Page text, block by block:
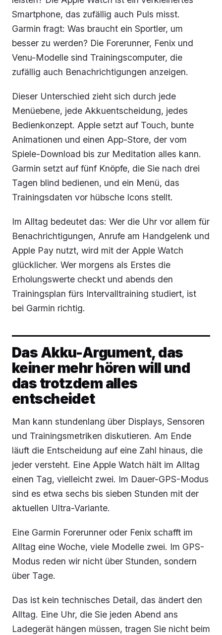
Smartphone, das zufällig auch Puls misst.
Garmin fragt: Was braucht ein Sportler, um
besser zu werden? Die Forerunner, Fenix und
Venu-Modelle sind Trainingscomputer, die
zufällig auch Benachrichtigungen anzeigen.
Dieser Unterschied zieht sich durch jede
Menüebene, jede Akkuentscheidung, jedes
Bedienkonzept. Apple setzt auf Touch, bunte
Animationen und einen App-Store, der vom
Spiele-Download bis zur Meditation alles kann.
Garmin setzt auf fünf Knöpfe, die Sie nach drei
Tagen blind bedienen, und ein Menü, das
Trainingsdaten vor hübsche Icons stellt.
Im Alltag bedeutet das: Wer die Uhr vor allem für
Benachrichtigungen, Anrufe am Handgelenk und
Apple Pay nutzt, wird mit der Apple Watch
glücklicher. Wer morgens als Erstes die
Erholungswerte checkt und abends den
Trainingsplan fürs Intervalltraining studiert, ist
bei Garmin richtig.
Das Akku-Argument, das
keiner mehr hören will und
das trotzdem alles
entscheidet
Man kann stundenlang über Displays, Sensoren
und Trainingsmetriken diskutieren. Am Ende
läuft die Entscheidung auf eine Zahl hinaus, die
jeder versteht. Eine Apple Watch hält im Alltag
einen Tag, vielleicht zwei. Im Dauer-GPS-Modus
sind es etwa sechs bis sieben Stunden mit der
aktuellen Ultra-Variante.
Eine Garmin Forerunner oder Fenix schafft im
Alltag eine Woche, viele Modelle zwei. Im GPS-
Modus reden wir nicht über Stunden, sondern
über Tage.
Das ist kein technisches Detail, das ändert den
Alltag. Eine Uhr, die Sie jeden Abend ans
Ladegerät hängen müssen, tragen Sie nicht beim